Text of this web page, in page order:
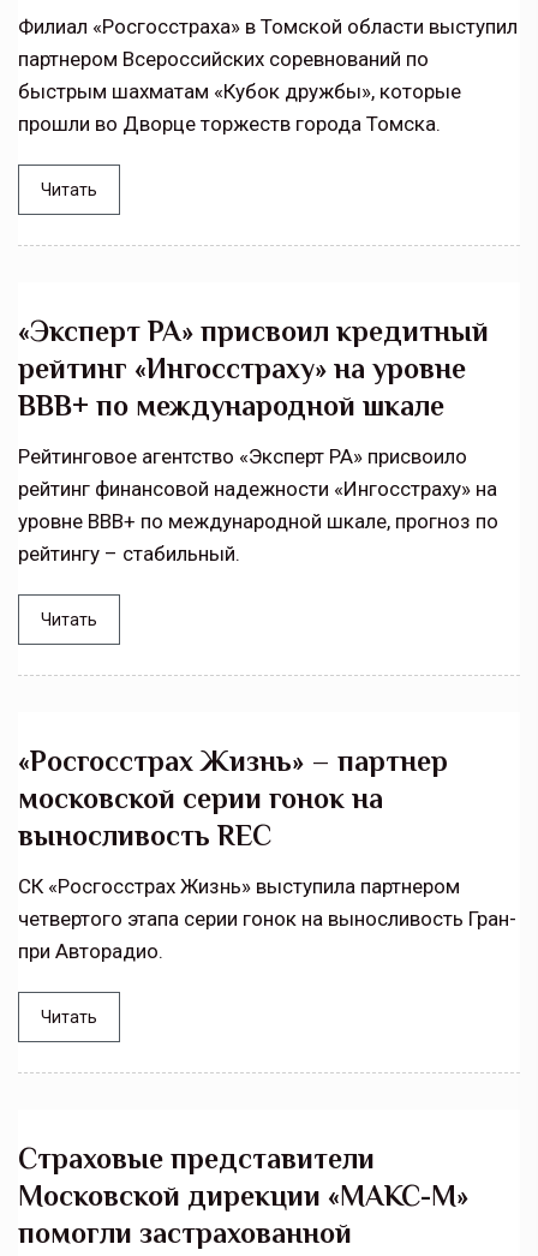
Филиал «Росгосстраха» в Томской области выступил
партнером Всероссийских соревнований по
быстрым шахматам «Кубок дружбы», которые
прошли во Дворце торжеств города Томска.
Читать
«Эксперт РА» присвоил кредитный
рейтинг «Ингосстраху» на уровне
ВВВ+ по международной шкале
Рейтинговое агентство «Эксперт РА» присвоило
рейтинг финансовой надежности «Ингосстраху» на
уровне ВВВ+ по международной шкале, прогноз по
рейтингу – стабильный.
Читать
«Росгосстрах Жизнь» – партнер
московской серии гонок на
выносливость REC
СК «Росгосстрах Жизнь» выступила партнером
четвертого этапа серии гонок на выносливость Гран-
при Авторадио.
Читать
Страховые представители
Московской дирекции «МАКС-М»
помогли застрахованной